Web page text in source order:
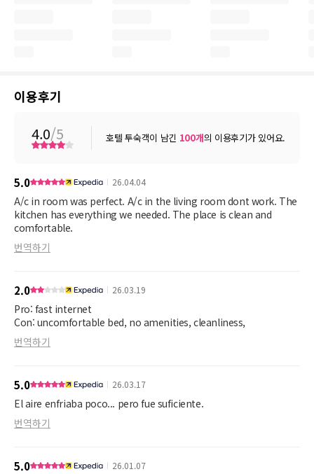
이용후기
4.0/5 호텔 투숙객이 남긴 100개의 이용후기가 있어요.
5.0 26.04.04
A/c in room was perfect. A/c in the living room dont work. The
kitchen has everything we needed. The place is clean and
comfortable.
번역하기
2.0 26.03.19
Pro: fast internet
Con: uncomfortable bed, no amenities, cleanliness,
번역하기
5.0 26.03.17
El aire enfriaba poco... pero fue suficiente.
번역하기
5.0 26.01.07